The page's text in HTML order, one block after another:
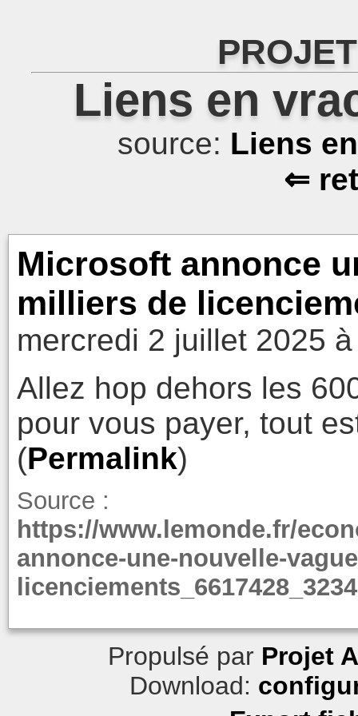
Liens en
source: Liens
⇐
Microsoft annonce
milliers de
mercredi 2 juillet 2025
Allez hop dehors les
pour vous payer, tout
(Permalink)
Source :
https://www.lemonde.fr/
annonce-une-nouvelle-
Propulsé par Projet
Download: